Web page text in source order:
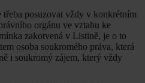
posuzovat vždy v konkrétním
orgánu ve vztahu ke
zakotvená v Listině, je o to
osoba soukromého práva, která
i soukromý zájem, který vždy